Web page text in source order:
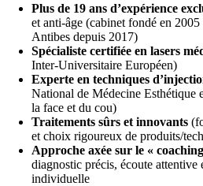
Plus de 19 ans d’expérience
et anti-âge (cabinet fondé en
Antibes depuis 2017)
Spécialiste certifiée en lasers
Inter-Universitaire Européen)
Experte en techniques
National de Médecine Esthétique
la face et du cou)
Traitements sûrs et innovants
et choix rigoureux de produits/
Approche axée sur le «
diagnostic précis, écoute
individuelle